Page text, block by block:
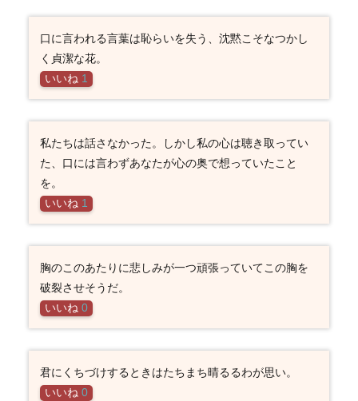
口に言われる言葉は恥らいを失う、沈黙こそなつかし
く貞潔な花。
いいね 1
私たちは話さなかった。しかし私の心は聴き取ってい
た、口には言わずあなたが心の奥で想っていたこと
を。
いいね 1
胸のこのあたりに悲しみが一つ頑張っていてこの胸を
破裂させそうだ。
いいね 0
君にくちづけするときはたちまち晴るるわが思い。
いいね 0